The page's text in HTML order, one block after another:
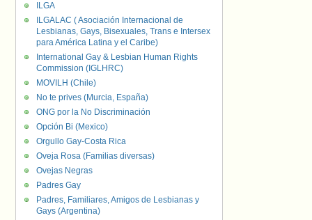
ILGA
ILGALAC ( Asociación Internacional de
Lesbianas, Gays, Bisexuales, Trans e Intersex
para América Latina y el Caribe)
International Gay & Lesbian Human Rights
Commission (IGLHRC)
MOVILH (Chile)
No te prives (Murcia, España)
ONG por la No Discriminación
Opción Bi (Mexico)
Orgullo Gay-Costa Rica
Oveja Rosa (Familias diversas)
Ovejas Negras
Padres Gay
Padres, Familiares, Amigos de Lesbianas y
Gays (Argentina)